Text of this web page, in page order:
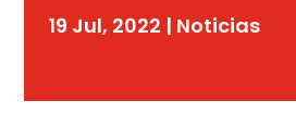
19 Jul, 2022 | Noticias